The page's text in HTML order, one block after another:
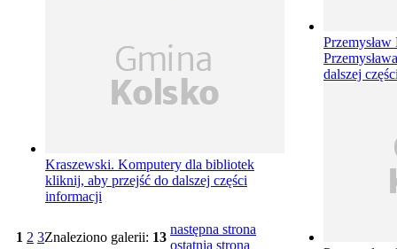
Kraszewski. Komputery dla bibliotek
kliknij, aby przejść do dalszej części
informacji
1 2 3Znaleziono galerii: 13
następna strona
ostatnia strona
dalszej